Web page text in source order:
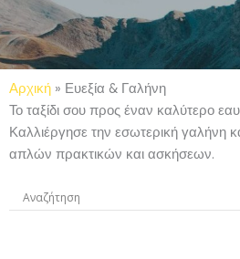
Αρχική » Ευεξία & Γαλήνη
Το ταξίδι σου προς έναν καλύτερο
Καλλιέργησε την εσωτερική γαλήνη
απλών πρακτικών και ασκήσεων.